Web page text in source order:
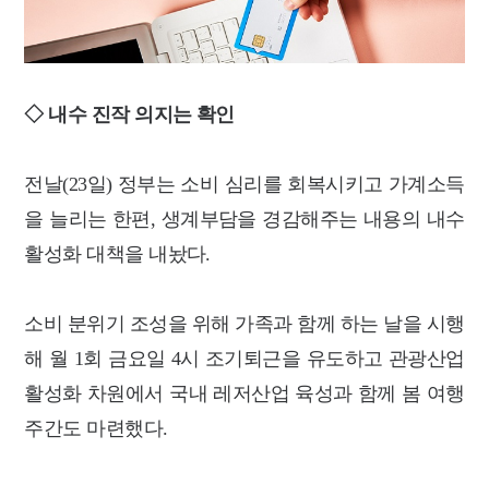
◇ 내수 진작 의지는 확인
전날(23일) 정부는 소비 심리를 회복시키고 가계소득
을 늘리는 한편, 생계부담을 경감해주는 내용의 내수
활성화 대책을 내놨다.
소비 분위기 조성을 위해 가족과 함께 하는 날을 시행
해 월 1회 금요일 4시 조기퇴근을 유도하고 관광산업
활성화 차원에서 국내 레저산업 육성과 함께 봄 여행
주간도 마련했다.